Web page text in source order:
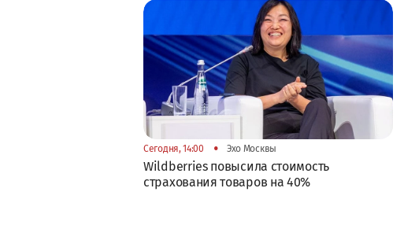
Сегодня, 14:00 • Эхо Москвы
Wildberries повысила стоимость
страхования товаров на 40%